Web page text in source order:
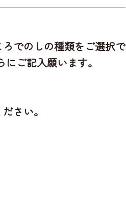
でのしの種類をご選択で
ご記入願います。
さい。